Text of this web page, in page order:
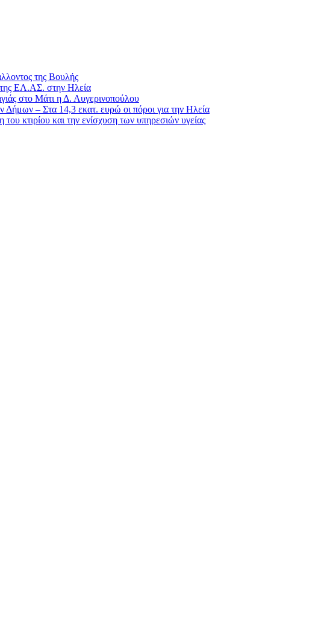
της Βουλής
ΕΛ.ΑΣ. στην Ηλεία
στο Μάτι η Δ. Αυγερινοπούλου
Δήμων – Στα 14,3 εκατ. ευρώ οι πόροι για την Ηλεία
κτιρίου και την ενίσχυση των υπηρεσιών υγείας